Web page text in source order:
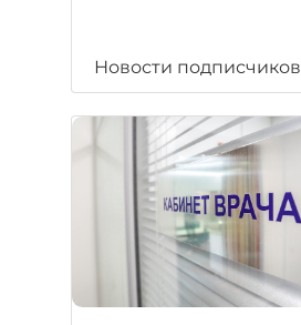
Новости подписчиков